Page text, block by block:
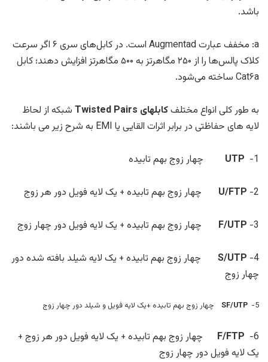
باشد.
a: مخفف عبارت Augmentad است. در کابل‌های سری ۶ اگر سرعت
کلاک پالس‌ها را از ۲۵۰ مگاهرتز به ۵۰۰ مگاهرتز افزایش دهند؛ کابل
Cat۶a ساخته می‌شود.
به طور کلی انواع مختلفکابلهای Twisted Pairs
شبکه از لحاظ
لایه های حفاظتی در برابر اثرات القایی یا EMI به شرح زیر می باشند:
1-
UTP چهار زوج بهم تابیده
2-
U/FTP چهار زوج بهم تابیده + یک لایه فویل دور هر زوج
3-
F/UTP چهار زوج بهم تابیده + یک لایه فویل دور چهار زوج
4-
S/UTP
چهار زوج بهم تابیده + یک لایه شیلد بافته شده دور
چهار زوج
5-
SF/UTP چهار زوج بهم تابیده +یک لایه فویل و شیلد دور چهار زوج
6-
F/FTP چهار زوج بهم تابیده + یک لایه فویل دور هر زوج +
یک لایه فویل دور چهار زوج